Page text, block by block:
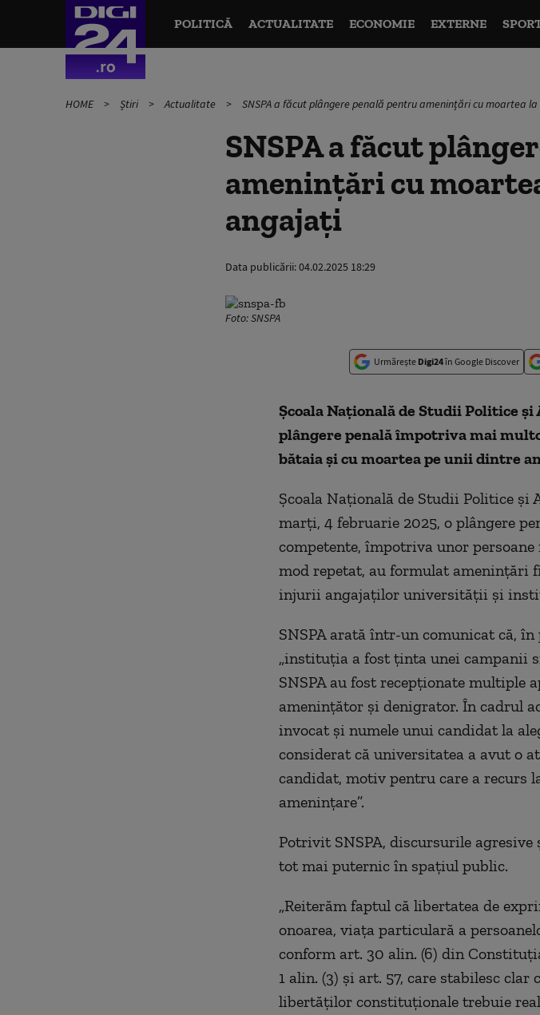
POLITICĂ ACTUALITATE ECONOMIE EXTERNE
HOME Știri Actualitate SNSPA a făcut plângere penală pentru amenințări cu moartea
SNSPA a făcut
amenințări cu
angajați
Data publicării:04.02.2025 18:29
Foto: SNSPA
Urmărește Digi24în Google Discover
Școala Națională de Studii Politice
plângere penală împotriva mai
bătaia și cu moartea pe unii dintre
Școala Națională de Studii Politice
marți, 4 februarie 2025, o plângere
competente, împotriva unor
mod repetat, au formulat amenințări
injurii angajaților universității și
SNSPA arată într-un comunicat că, în
„instituția a fost ținta unei campanii
SNSPA au fost recepționate multiple
amenințător și denigrator. În cadrul
invocat și numele unui candidat la
considerat că universitatea a avut o
candidat, motiv pentru care a recurs
amenințare”.
Potrivit SNSPA, discursurile
tot mai puternic în spațiul public.
„Reiterăm faptul că libertatea de
onoarea, viața particulară a
conform art. 30 alin. (6) din
1 alin. (3) și art. 57, care stabilesc
libertăților constituționale trebuie